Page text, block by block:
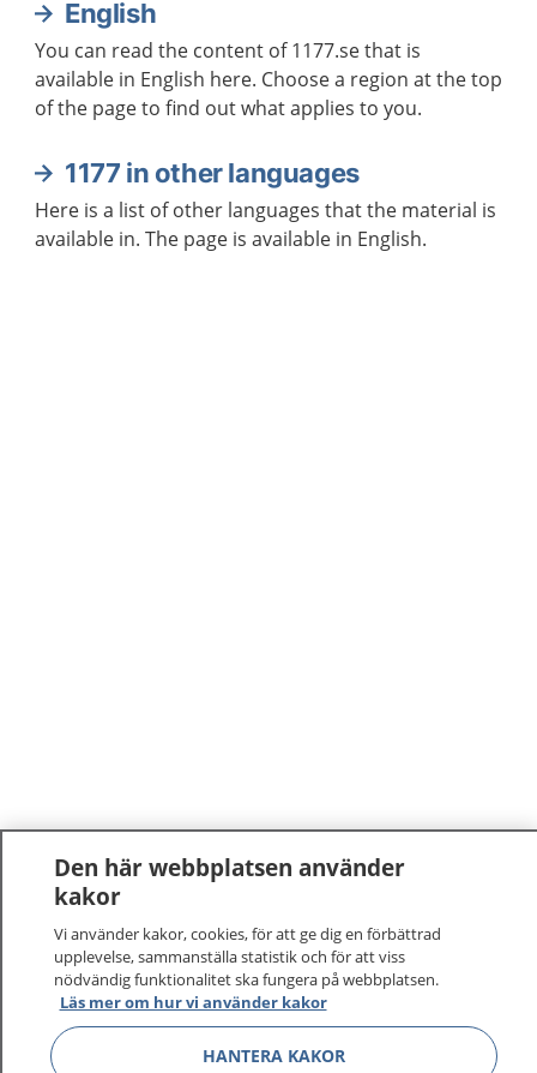
English
You can read the content of 1177.se that is
available in English here. Choose a region at the top
of the page to find out what applies to you.
1177 in other languages
Here is a list of other languages that the material is
available in. The page is available in English.
1177 –tryggt om din hälsa och vård
På 1177.se får du råd om hälsa och information om
sjukdomar och vilka mottagningar du kan kontakta.
Logga in för att läsa din journal och göra dina
vårdärenden. Ring telefonnummer 1177 för
Den här webbplatsen använder
kakor
Vi använder kakor, cookies, för att ge dig en förbättrad
upplevelse, sammanställa statistik och för att viss
nödvändig funktionalitet ska fungera på webbplatsen.
Läs mer om hur vi använder kakor
HANTERA KAKOR